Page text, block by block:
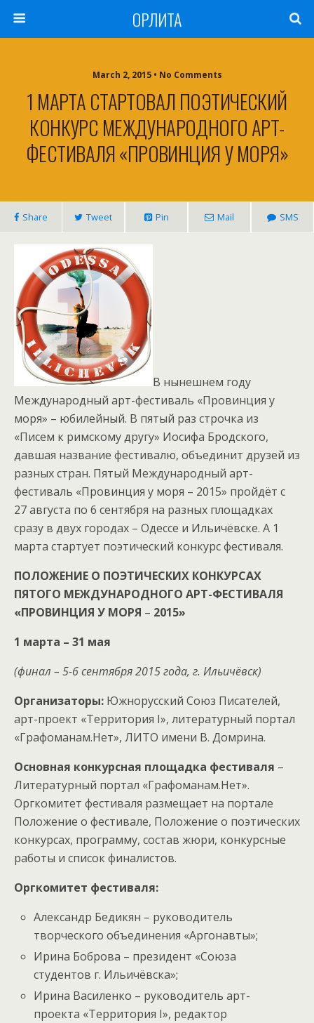
ОРЛИТА
March 2, 2015 • No Comments
1 МАРТА СТАРТОВАЛ ПОЭТИЧЕСКИЙ
КОНКУРС МЕЖДУНАРОДНОГО АРТ-
ФЕСТИВАЛЯ «ПРОВИНЦИЯ У МОРЯ»
Share Tweet Pin Mail SMS
В нынешнем году
Международный арт-фестиваль «Провинция у
моря» – юбилейный. В пятый раз строчка из
«Писем к римскому другу» Иосифа Бродского,
давшая название фестивалю, объединит друзей из
разных стран. Пятый Международный арт-
фестиваль «Провинция у моря – 2015» пройдёт с
27 августа по 6 сентября на разных площадках
сразу в двух городах – Одессе и Ильичёвске. А 1
марта стартует поэтический конкурс фестиваля.
ПОЛОЖЕНИЕ О ПОЭТИЧЕСКИХ КОНКУРСАХ
ПЯТОГО МЕЖДУНАРОДНОГО АРТ-ФЕСТИВАЛЯ
«ПРОВИНЦИЯ У МОРЯ – 2015»
1 марта – 31 мая
(финал – 5-6 сентября 2015 года, г. Ильичёвск)
Организаторы: Южнорусский Союз Писателей,
арт-проект «Территория I», литературный портал
«Графоманам.Нет», ЛИТО имени В. Домрина.
Основная конкурсная площадка фестиваля –
Литературный портал «Графоманам.Нет».
Оргкомитет фестиваля размещает на портале
Положение о фестивале, Положение о поэтических
конкурсах, программу, состав жюри, конкурсные
работы и список финалистов.
Оргкомитет фестиваля:
Александр Бедикян – руководитель
творческого объединения «Аргонавты»;
Ирина Боброва – президент «Союза
студентов г. Ильичёвска»;
Ирина Василенко – руководитель арт-
проекта «Территория I», редактор